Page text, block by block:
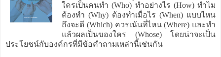
ใครเป็นคนทำ (Who) ทำอย่างไร (How) ทำไม
ต้องทำ (Why) ต้องทำเมื่อไร (When) แบบไหน
ถึงจะดี (Which) ควรเน้นที่ไหน (Where) และทำ
แล้วผลเป็นของใคร (Whose) โดยน่าจะเป็น
ประโยชน์กับองค์กรที่มีข้อคำถามเหล่านี้เช่นกัน